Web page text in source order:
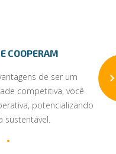
COOPERAM
de ser um
competitiva, você
potencializando
sustentável.